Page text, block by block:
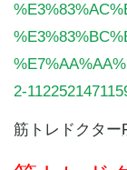
2-
筋トレドクター